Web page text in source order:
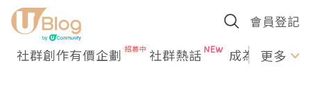
會員登記
社群創作有價企劃 社群熱話 成為U更多